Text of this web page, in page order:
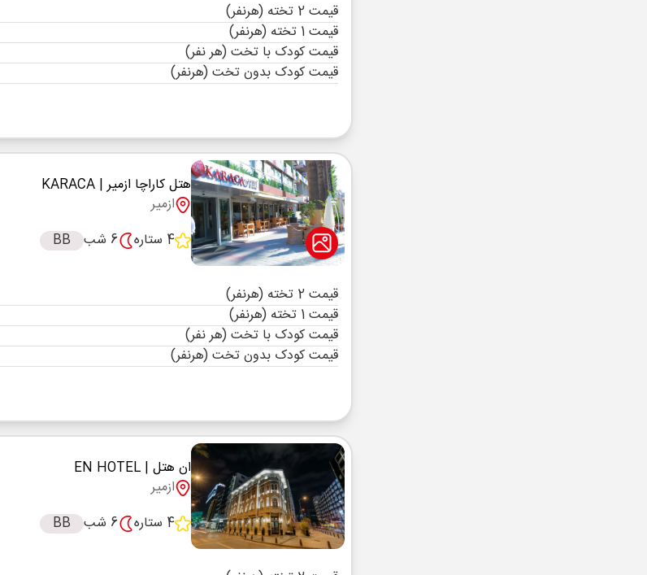
قیمت 2 تخته (هرنفر)
قیمت 1 تخته (هرنفر)
قیمت کودک با تخت (هر نفر)
قیمت کودک بدون تخت (هرنفر)
هتل کاراچا ازمیر| KARACA
ازمیر
4 ستاره
6 شب BB
قیمت 2 تخته (هرنفر)
قیمت 1 تخته (هرنفر)
قیمت کودک با تخت (هر نفر)
قیمت کودک بدون تخت (هرنفر)
ان هتل | EN HOTEL
ازمیر
4 ستاره
6 شب BB